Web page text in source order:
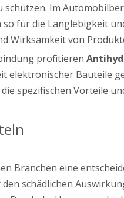
schützen. Im
für die Langlebigkeit
Wirksamkeit von
profitieren
elektronischer Bauteile
spezifischen Vorteile
Branchen eine
schädlichen